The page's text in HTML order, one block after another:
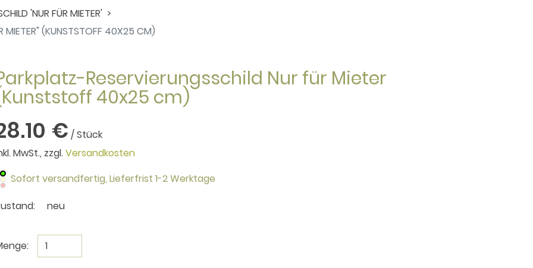
'NUR FÜR MIETER'
MIETER" (KUNSTSTOFF 40X25 CM)
Reservierungsschild Nur für Mieter
40x25 cm)
€ / Stück
MwSt., zzgl.Versandkosten
Sofort versandfertig, Lieferfrist 1-2 Werktage
neu